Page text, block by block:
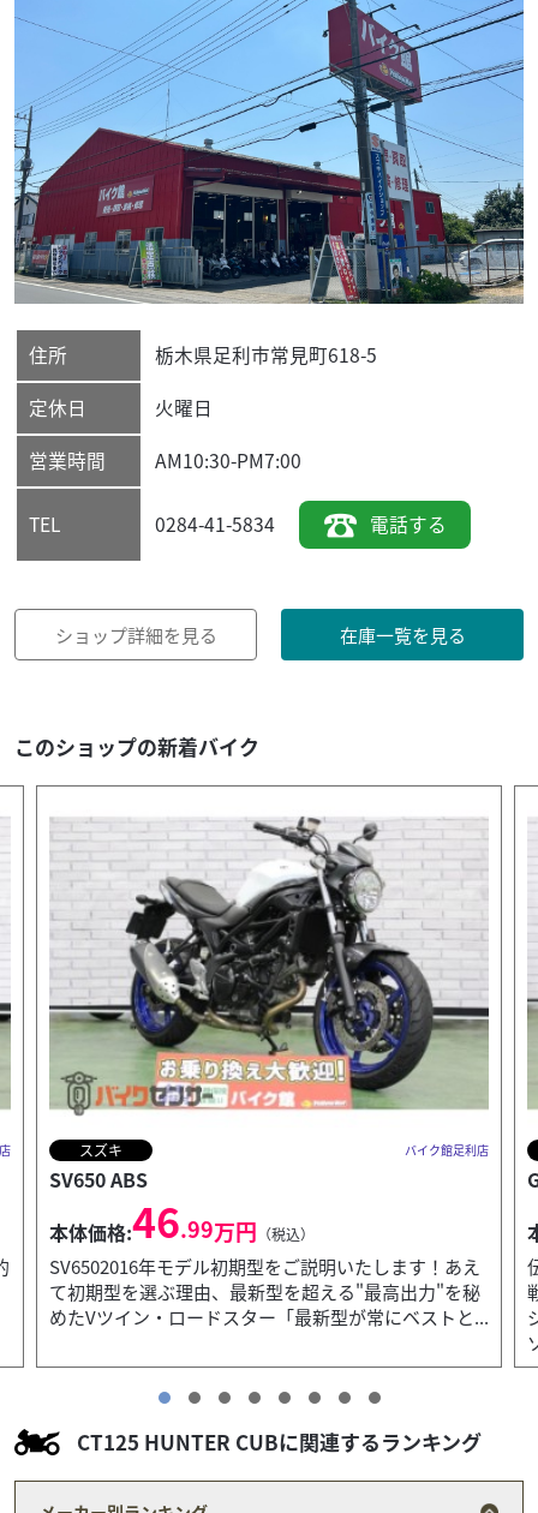
住所 栃木県足利市常見町618-5
定休日
火曜日
営業時間
AM10:30-PM7:00
TEL 0284-41-5834 電話する
ショップ詳細を見る 在庫一覧を見る
このショップの新着バイク
ホンダ バイク館足利店
GB350 S
本体価格:53.99万円 （税込）
伝統の鼓動と現代の走り。ツーリング性能を高めた即
戦力の一台！ロングストローク設計の空冷単気筒エン
ジンにより、味わい深い鼓動感と歯切れの良いエキ
CT125 HUNTER CUBに関連するランキング